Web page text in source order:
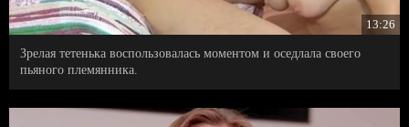
13:26
Зрелая тетенька воспользовалась моментом и оседлала своего
пьяного племянника.